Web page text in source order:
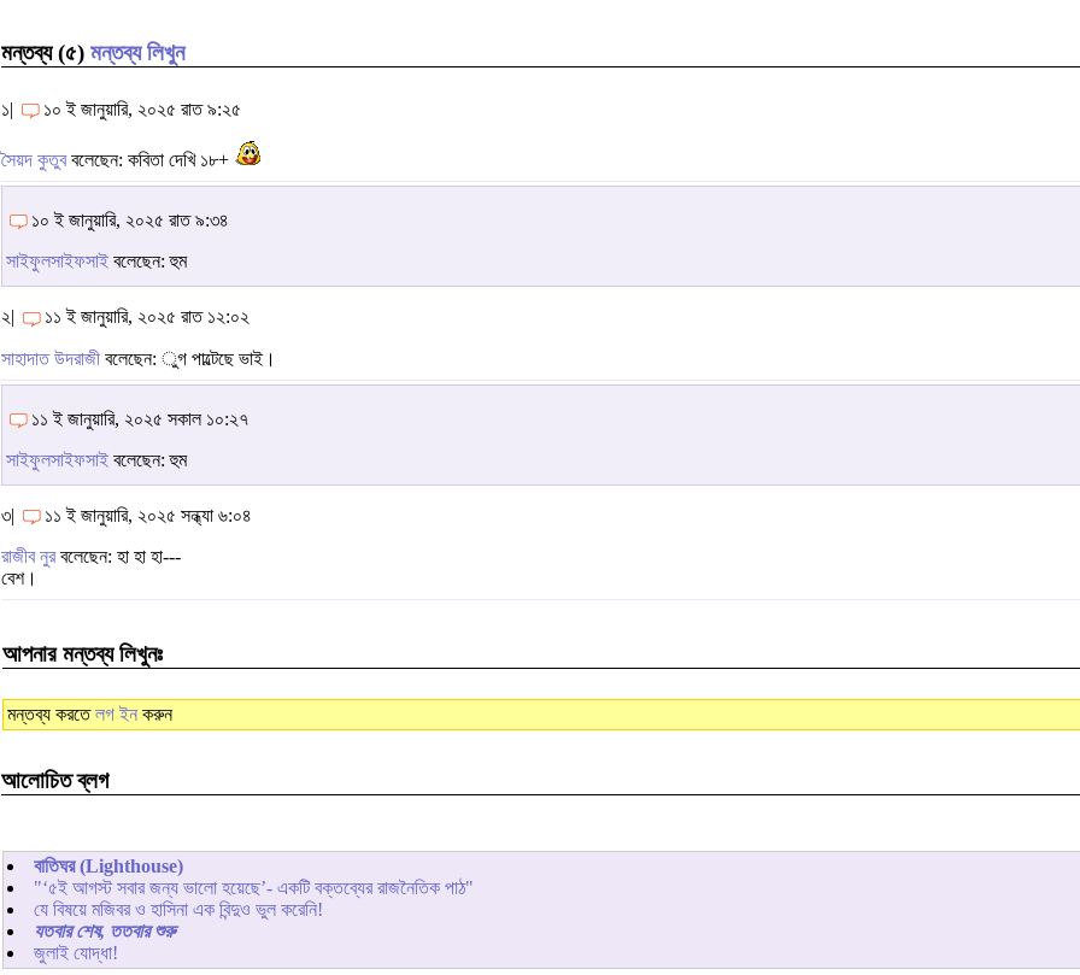
মন্তব্য (৫) মন্তব্য লিখুন
১| ১০ ই জানুয়ারি, ২০২৫ রাত ৯:২৫
সৈয়দ কুতুববলেছেন: কবিতা দেখি ১৮+
১০ ই জানুয়ারি, ২০২৫ রাত ৯:৩৪
সাইফুলসাইফসাই বলেছেন: হুম
২| ১১ ই জানুয়ারি, ২০২৫ রাত ১২:০২
সাহাদাত উদরাজী বলেছেন: ুগ পাল্টেছে ভাই।
১১ ই জানুয়ারি, ২০২৫ সকাল ১০:২৭
সাইফুলসাইফসাই বলেছেন: হুম
৩| ১১ ই জানুয়ারি, ২০২৫ সন্ধ্যা ৬:০৪
রাজীব নুরবলেছেন: হা হা হা---
বেশ।
আপনার মন্তব্য লিখুনঃ
মন্তব্য করতেলগ ইন করুন
আলোচিত ব্লগ
বাতিঘর (Lighthouse)
"‘৫ই আগস্ট সবার জন্য ভালো হয়েছে’- একটি বক্তব্যের রাজনৈতিক পাঠ"
যে বিষয়ে মজিবর ও হাসিনা এক বিন্দুও ভুল করেনি!
যতবার শেষ, ততবার শুরু
জুলাই যোদ্ধা!